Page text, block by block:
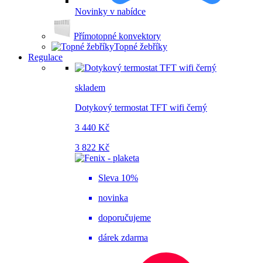
Novinky v nabídce
Přímotopné konvektory
Topné žebříky
Regulace
skladem
Dotykový termostat TFT wifi černý
3 440 Kč
3 822 Kč
Sleva 10%
novinka
doporučujeme
dárek zdarma